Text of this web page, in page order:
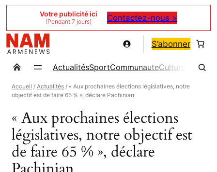
contenu
Votre publicité ici
(Pendant 7 jours) Contactez-nous >
S’abonner
ActualitésSportCommunauteCulture
Accueil /Actualités / « Aux prochaines élections législatives, notre
objectif est de faire 65 % », déclare Pachinian
« Aux prochaines élections
législatives, notre objectif est
de faire 65 % », déclare